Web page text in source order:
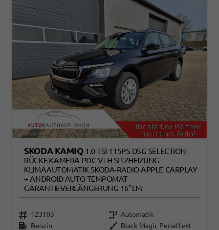
SKODA KAMIQ 1.0 TSI 115PS DSG SELECTION
RÜCKF.KAMERA PDC V+H SITZHEIZUNG
KLIMAAUTOMATIK SKODA-RADIO APPLE CARPLAY
+ ANDROID AUTO TEMPOMAT
GARANTIEVERLÄNGERUNG 16"LM
123103
Automatik
Benzin
Black-Magic Perleffekt